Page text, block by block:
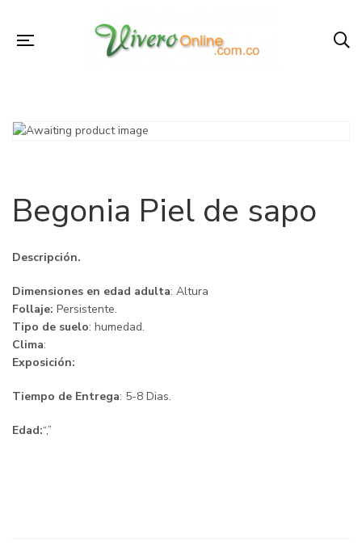
Begonia Piel de sapo
Descripción.
Dimensiones en edad adulta: Altura
Follaje: Persistente.
Tipo de suelo: humedad.
Clima:
Exposición:
Tiempo de Entrega: 5-8 Dias.
Edad:“,”